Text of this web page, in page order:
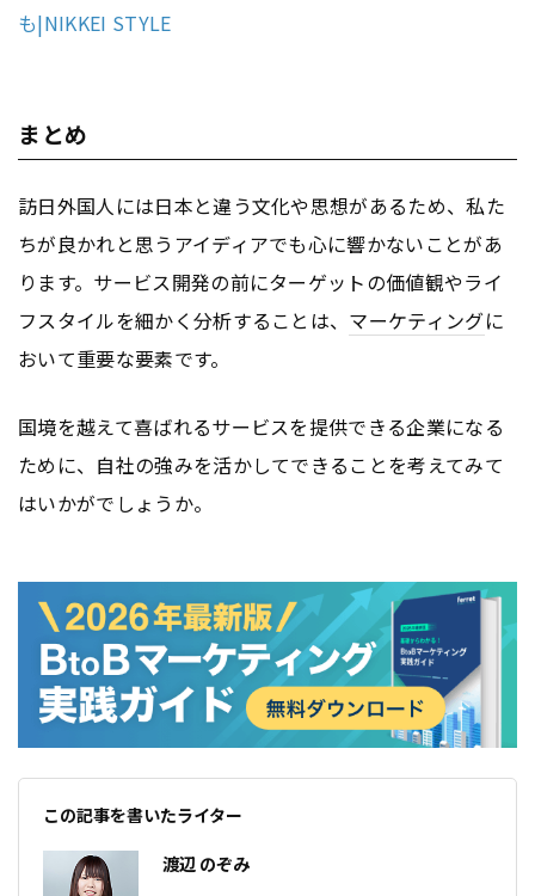
も|NIKKEI STYLE
まとめ
訪日外国人には日本と違う文化や思想があるため、私た
ちが良かれと思うアイディアでも心に響かないことがあ
ります。サービス開発の前にターゲットの価値観やライ
フスタイルを細かく分析することは、 マーケティングに
おいて重要な要素です。
国境を越えて喜ばれるサービスを提供できる企業になる
ために、自社の強みを活かしてできることを考えてみて
はいかがでしょうか。
この記事を書いたライター
渡辺 のぞみ